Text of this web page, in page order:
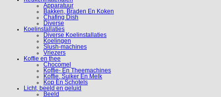
Apparatuur
Bakken, Braden En Koken
Chafing Dish
Diverse
Koelinstallaties
Diverse Koelinstallaties
Koelingen
Slush-machines
Vriezers
Koffie en thee
Chocomel
Koffie- En Theemachines
Koffie, Suiker En Melk
Kop En Schotels
Licht, beeld en geluid
Beeld